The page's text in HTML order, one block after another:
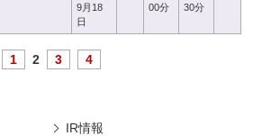
9月18
日
00分
30分
1 2 3 4
IR情報